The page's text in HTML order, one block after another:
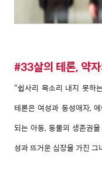
#33살의 테론, 약
“쉽사리 목소리 내지 못하
테론은 여성과 동성애자,
되는 아동, 동물의 생존권
성과 뜨거운 심장을 가진 그